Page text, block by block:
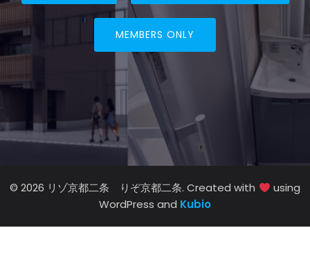
MEMBERS ONLY
© 2026 リゾ京都二条 りぞ京都二条. Created with
using
WordPress and Kubio